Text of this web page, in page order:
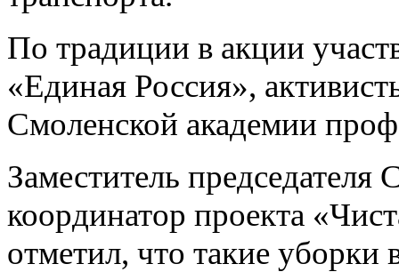
По традиции в акции
«Единая Россия»,
Смоленской академии
Заместитель
координатор проекта
отметил, что такие уборки